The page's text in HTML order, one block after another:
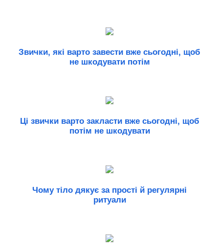
Звички, які варто завести вже сьогодні, щоб
не шкодувати потім
Ці звички варто закласти вже сьогодні, щоб
потім не шкодувати
Чому тіло дякує за прості й регулярні
ритуали